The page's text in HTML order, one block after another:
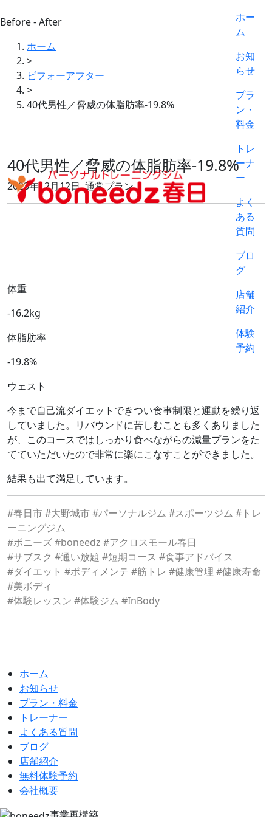
ホー
ム
お知
らせ
プラ
ン・
料金
トレ
ーナ
ー
よく
ある
質問
ブロ
グ
店舗
紹介
体験
予約
Before - After
ホーム
>
ビフォーアフター
>
40代男性／脅威の体脂肪率-19.8%
40代男性／脅威の体脂肪率-19.8%
2023年12月12日, 通常プラン
体重
-16.2kg
体脂肪率
-19.8%
ウェスト
今まで自己流ダイエットできつい食事制限と運動を繰り返
していました。リバウンドに苦しむことも多くありました
が、このコースではしっかり食べながらの減量プランをた
てていただいたので非常に楽にこなすことができました。
結果も出て満足しています。
#春日市 #大野城市 #パーソナルジム #スポーツジム #トレ
ーニングジム
#ボニーズ #boneedz #アクロスモール春日
#サブスク #通い放題 #短期コース #食事アドバイス
#ダイエット #ボディメンテ #筋トレ #健康管理 #健康寿命
#美ボディ
#体験レッスン #体験ジム #InBody
ホーム
お知らせ
プラン・料金
トレーナー
よくある質問
ブログ
店舗紹介
無料体験予約
会社概要